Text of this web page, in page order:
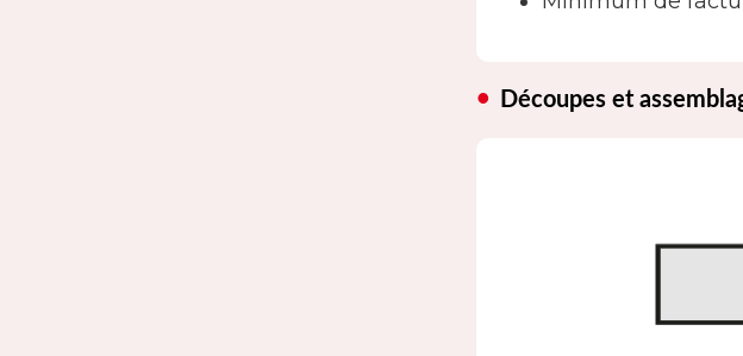
Découpes et